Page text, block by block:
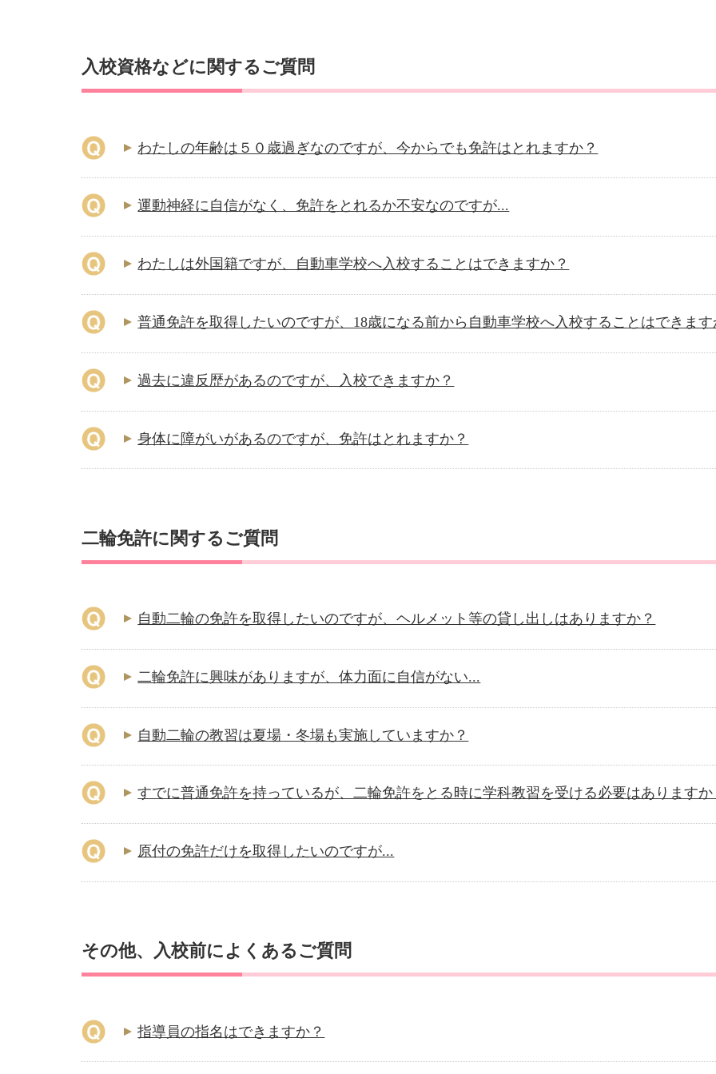
入校資格などに関するご質問
わたしの年齢は５０歳過ぎなのですが、今からでも免許はとれますか？
運動神経に自信がなく、免許をとれるか不安なのですが...
わたしは外国籍ですが、自動車学校へ入校することはできますか？
普通免許を取得したいのですが、18歳になる前から自動車学校へ入校することはできま
過去に違反歴があるのですが、入校できますか？
身体に障がいがあるのですが、免許はとれますか？
二輪免許に関するご質問
自動二輪の免許を取得したいのですが、ヘルメット等の貸し出しはありますか？
二輪免許に興味がありますが、体力面に自信がない...
自動二輪の教習は夏場・冬場も実施していますか？
すでに普通免許を持っているが、二輪免許をとる時に学科教習を受ける必要はありますか
原付の免許だけを取得したいのですが...
その他、入校前によくあるご質問
指導員の指名はできますか？